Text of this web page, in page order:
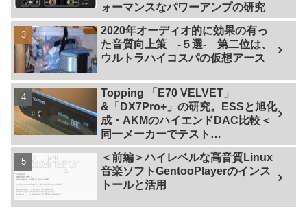
ォーマンスなパワーアンプの研究
2020年オーディオ的に効果の有っ
た音質向上策 -５選- 第二位は、
ウルトラハイコスパの仮想アース
Topping 「E70 VELVET」
&「DX7Pro+」の研究。ESSと旭化
成・AKMのハイエンドDAC比較＜
同一メーカーでテスト
【ES9038PRO Vs AK4499EX】＞
＜前編＞ハイレベルな高音質Linux
音楽ソフトGentooPlayerのインス
トールと活用